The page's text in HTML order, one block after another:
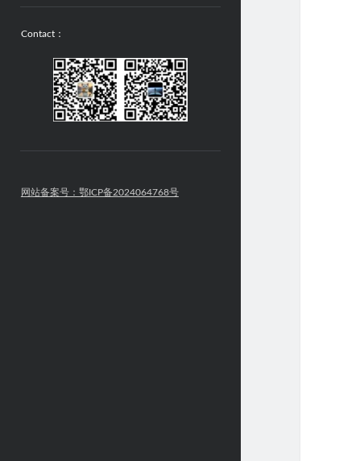
Contact：
网站备案号：鄂ICP备2024064768号